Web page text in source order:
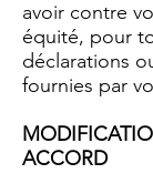
avoir contre
équité, pour
déclarations
fournies par
ACCORD